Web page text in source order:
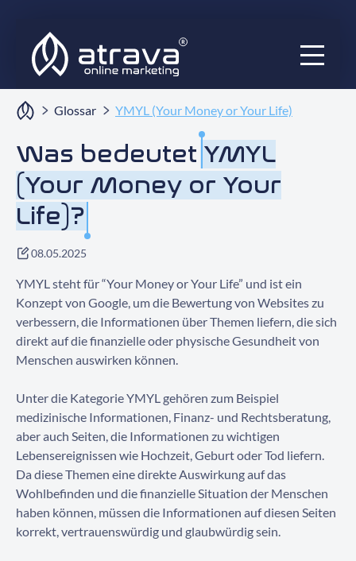
Services
Ratgeber
Audits
Blog
Projekte
Über uns
Kontaktieren Sie uns
Glossar YMYL (Your Money or Your Life)
Was bedeutet YMYL
(Your Money or Your
Life)?
08.05.2025
YMYL steht für “Your Money or Your Life” und ist ein
Konzept von Google, um die Bewertung von Websites zu
verbessern, die Informationen über Themen liefern, die sich
direkt auf die finanzielle oder physische Gesundheit von
Menschen auswirken können.
Unter die Kategorie YMYL gehören zum Beispiel
medizinische Informationen, Finanz- und Rechtsberatung,
aber auch Seiten, die Informationen zu wichtigen
Lebensereignissen wie Hochzeit, Geburt oder Tod liefern.
Da diese Themen eine direkte Auswirkung auf das
Wohlbefinden und die finanzielle Situation der Menschen
haben können, müssen die Informationen auf diesen Seiten
korrekt, vertrauenswürdig und glaubwürdig sein.